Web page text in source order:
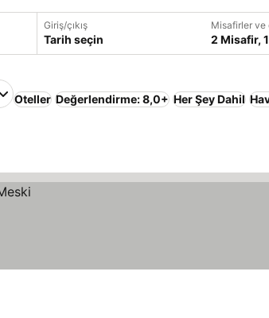
Giriş/çıkış
Tarih seçin
Misafirler ve
2 Misafir,
Oteller Değerlendirme: 8,0+ Her Şey Dahil